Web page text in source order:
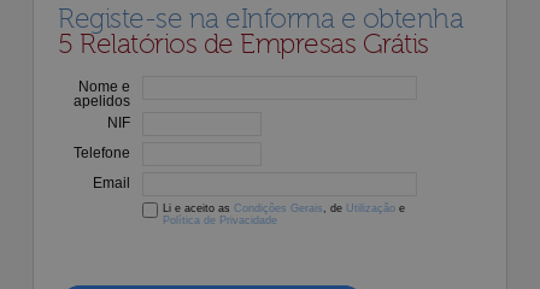
Registe-se na eInforma e obtenha
5 Relatórios de Empresas Grátis
Nome e
apelidos
NIF
Telefone
Email
Li e aceito as Condições Gerais , de Utilização e
Política de Privacidade